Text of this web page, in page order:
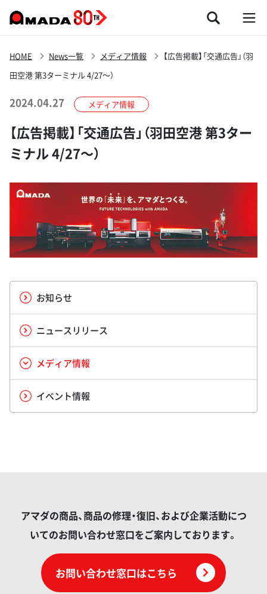
HOME News一覧 メディア情報
【広告掲載】「交通広告」（羽
田空港 第3ターミナル 4/27～）
2024.04.27 メディア情報
【広告掲載】「交通広告」（羽田空港 第3ター
ミナル 4/27～）
お知らせ
ニュースリリース
メディア情報
イベント情報
アマダの商品、商品の修理・復旧、および企業活動につ
いてのお問い合わせ窓口をご案内しております。
お問い合わせ窓口はこちら